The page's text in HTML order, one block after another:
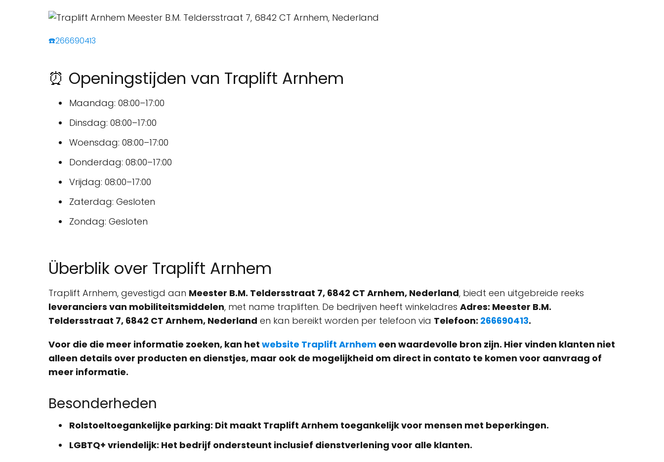
☎️266690413
⏰ Openingstijden van Traplift Arnhem
Maandag: 08:00–17:00
Dinsdag: 08:00–17:00
Woensdag: 08:00–17:00
Donderdag: 08:00–17:00
Vrijdag: 08:00–17:00
Zaterdag: Gesloten
Zondag: Gesloten
Überblik over Traplift Arnhem
Traplift Arnhem, gevestigd aan Meester B.M. Teldersstraat 7, 6842 CT Arnhem, Nederland, biedt een uitgebreide reeks
leveranciers van mobiliteitsmiddelen, met name trapliften. De bedrijven heeft winkeladres Adres: Meester B.M.
Teldersstraat 7, 6842 CT Arnhem, Nederland en kan bereikt worden per telefoon via Telefoon: 266690413.
Voor die die meer informatie zoeken, kan het website Traplift Arnhem een waardevolle bron zijn. Hier vinden klanten niet
alleen details over producten en dienstjes, maar ook de mogelijkheid om direct in contato te komen voor aanvraag of
meer informatie.
Besonderheden
Rolstoeltoegankelijke parking: Dit maakt Traplift Arnhem toegankelijk voor mensen met beperkingen.
LGBTQ+ vriendelijk: Het bedrijf ondersteunt inclusief dienstverlening voor alle klanten.